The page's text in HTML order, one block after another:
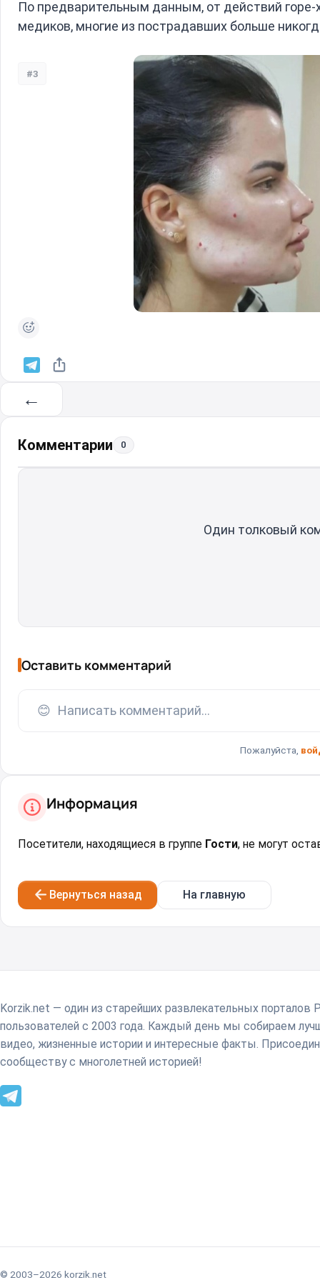
По предварительным данным, от действий
медиков, многие из пострадавших больше
#3
←
Комментарии 0
Один толковый
Оставить комментарий
😊 Написать комментарий...
Пожалуйста,
Информация
Посетители, находящиеся в группе Гости, не могут
Вернуться назад На главную
Korzik.net — один из старейших развлекательных порталов
пользователей с 2003 года. Каждый день мы собираем
видео, жизненные истории и интересные факты.
сообществу с многолетней историей!
© 2003–2026 korzik.net